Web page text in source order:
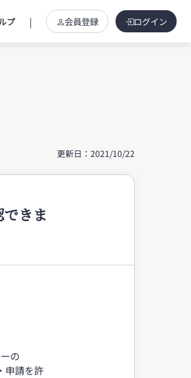
プ | 会員登録 ログイン
更新日：2021/10/22
きま
の
申請を許